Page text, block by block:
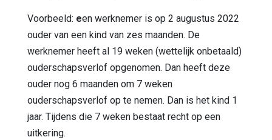
Voorbeeld: een werknemer is op 2 augustus 2022
ouder van een kind van zes maanden. De
werknemer heeft al 19 weken (wettelijk onbetaald)
ouderschapsverlof opgenomen. Dan heeft deze
ouder nog 6 maanden om 7 weken
ouderschapsverlof op te nemen. Dan is het kind 1
jaar. Tijdens die 7 weken bestaat recht op een
uitkering.